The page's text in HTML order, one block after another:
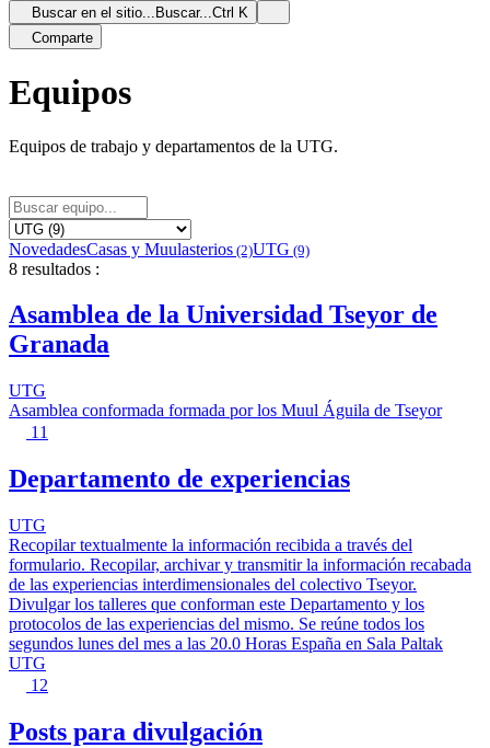
Buscar en el sitio... Buscar...Ctrl K
Comparte
Equipos
Equipos de trabajo y departamentos de la UTG.
NovedadesCasas y Muulasterios (2)UTG (9)
8 resultados :
Asamblea de la Universidad Tseyor de
Granada
UTG
Asamblea conformada formada por los Muul Águila de Tseyor
11
Departamento de experiencias
UTG
Recopilar textualmente la información recibida a través del
formulario. Recopilar, archivar y transmitir la información recabada
de las experiencias interdimensionales del colectivo Tseyor.
Divulgar los talleres que conforman este Departamento y los
protocolos de las experiencias del mismo. Se reúne todos los
segundos lunes del mes a las 20.0 Horas España en Sala Paltak
UTG
12
Posts para divulgación